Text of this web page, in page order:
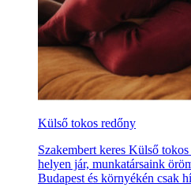
Külső tokos redőny
Szakembert keres Külső
helyen jár, munkatársaink
Budapest és környékén csak